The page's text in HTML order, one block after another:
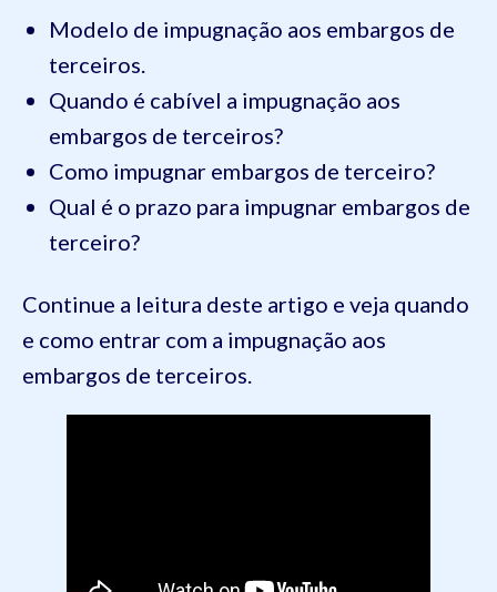
Modelo de impugnação aos embargos de
terceiros.
Quando é cabível a impugnação aos
embargos de terceiros?
Como impugnar embargos de terceiro?
Qual é o prazo para impugnar embargos de
terceiro?
Continue a leitura deste artigo e veja quando
e como entrar com a impugnação aos
embargos de terceiros.